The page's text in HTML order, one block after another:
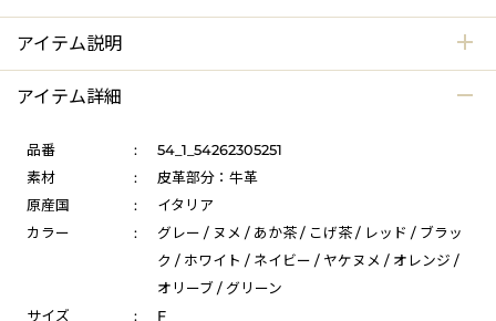
アイテム説明
アイテム詳細
品番 :
54_1_54262305251
素材
:
皮革部分：牛革
原産国
:
イタリア
カラー
:
グレー / ヌメ / あか茶 / こげ茶 / レッド / ブラッ
ク / ホワイト / ネイビー / ヤケヌメ / オレンジ /
オリーブ / グリーン
サイズ
:
F